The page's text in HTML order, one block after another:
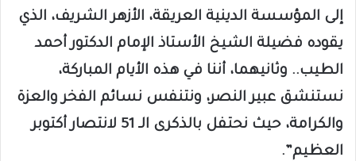
إلى المؤسسة الدينية العريقة، الأزهر الشريف، الذي
يقوده فضيلة الشيخ الأستاذ الإمام الدكتور أحمد
الطيب.. وثانيهما، أننا في هذه الأيام المباركة،
نستنشق عبير النصر، ونتنفس نسائم الفخر والعزة
والكرامة، حيث نحتفل بالذكرى الـ 51 لانتصار أكتوبر
العظيم”.